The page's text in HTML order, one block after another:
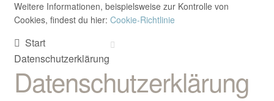
SHOP
Kontakt/Anfahrt
Weitere Informationen, beispielsweise zur Kontrolle von
Cookies, findest du hier: Cookie-Richtlinie
Start
Datenschutzerklärung
Datenschutzerklärung